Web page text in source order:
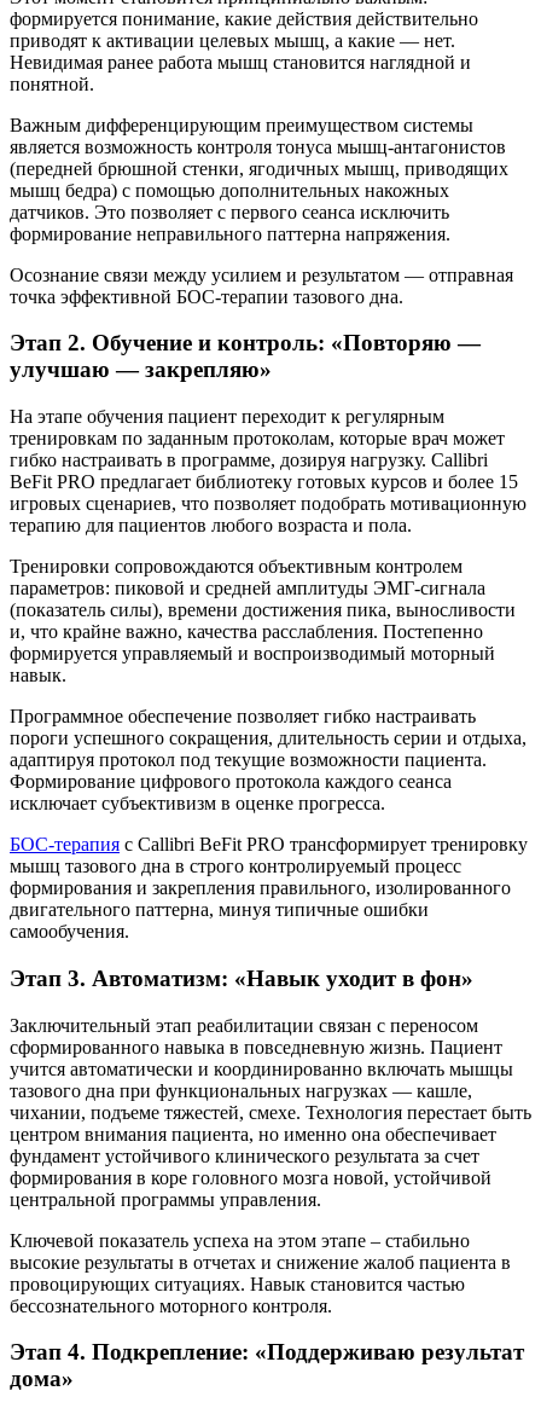
формируется понимание, какие действия действительно
приводят к активации целевых мышц, а какие — нет.
Невидимая ранее работа мышц становится наглядной и
понятной.
Важным дифференцирующим преимуществом системы
является возможность контроля тонуса мышц-антагонистов
(передней брюшной стенки, ягодичных мышц, приводящих
мышц бедра) с помощью дополнительных накожных
датчиков. Это позволяет с первого сеанса исключить
формирование неправильного паттерна напряжения.
Осознание связи между усилием и результатом — отправная
точка эффективной БОС-терапии тазового дна.
Этап 2. Обучение и контроль: «Повторяю —
улучшаю — закрепляю»
На этапе обучения пациент переходит к регулярным
тренировкам по заданным протоколам, которые врач может
гибко настраивать в программе, дозируя нагрузку. Callibri
BeFit PRO предлагает библиотеку готовых курсов и более 15
игровых сценариев, что позволяет подобрать мотивационную
терапию для пациентов любого возраста и пола.
Тренировки сопровождаются объективным контролем
параметров: пиковой и средней амплитуды ЭМГ-сигнала
(показатель силы), времени достижения пика, выносливости
и, что крайне важно, качества расслабления. Постепенно
формируется управляемый и воспроизводимый моторный
навык.
Программное обеспечение позволяет гибко настраивать
пороги успешного сокращения, длительность серии и отдыха,
адаптируя протокол под текущие возможности пациента.
Формирование цифрового протокола каждого сеанса
исключает субъективизм в оценке прогресса.
БОС-терапия с Callibri BeFit PRO трансформирует тренировку
мышц тазового дна в строго контролируемый процесс
формирования и закрепления правильного, изолированного
двигательного паттерна, минуя типичные ошибки
самообучения.
Этап 3. Автоматизм: «Навык уходит в фон»
Заключительный этап реабилитации связан с переносом
сформированного навыка в повседневную жизнь. Пациент
учится автоматически и координированно включать мышцы
тазового дна при функциональных нагрузках — кашле,
чихании, подъеме тяжестей, смехе. Технология перестает быть
центром внимания пациента, но именно она обеспечивает
фундамент устойчивого клинического результата за счет
формирования в коре головного мозга новой, устойчивой
центральной программы управления.
Ключевой показатель успеха на этом этапе – стабильно
высокие результаты в отчетах и снижение жалоб пациента в
провоцирующих ситуациях. Навык становится частью
бессознательного моторного контроля.
Этап 4. Подкрепление: «Поддерживаю результат
дома»